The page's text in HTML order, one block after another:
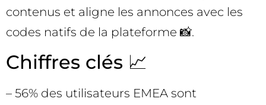
contenus et aligne les annonces avec les
codes natifs de la plateforme 📸.
Chiffres clés 📈
– 56% des utilisateurs EMEA sont